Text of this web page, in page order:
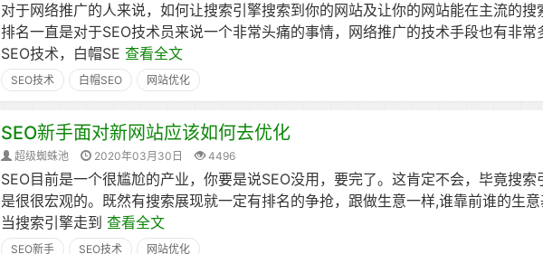
对于网络推广的人来说，如何让搜索引擎搜索到你的网站及让你的网站能在主流的搜
排名一直是对于SEO技术员来说一个非常头痛的事情，网络推广的技术手段也有非常
SEO技术，白帽SE查看全文
SEO技术 白帽SEO 网站优化
SEO新手面对新网站应该如何去优化
超级蜘蛛池 2020年03月30日 4496
SEO目前是一个很尴尬的产业，你要是说SEO没用，要完了。这肯定不会，毕竟搜索
是很很宏观的。既然有搜索展现就一定有排名的争抢，跟做生意一样,谁靠前谁的生
当搜索引擎走到查看全文
SEO新手 SEO技术 网站优化